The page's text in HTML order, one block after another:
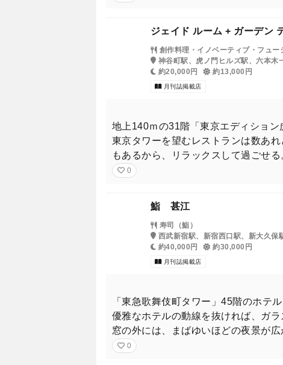
ジェイド ルーム + ガーデン
創作料理・イノベーティブ・フュー
神谷町駅、虎ノ門ヒルズ駅、六本木
約20,000円
約13,000円
月刊誌掲載店
地上140ｍの31階「東京エディション
東京タワーを望むレストランは数あ
もあるから、リラックスして過ごせる
0
鮨 甚江
寿司（鮨）
西武新宿駅、新宿西口駅、新大久保
約40,000円
約30,000円
月刊誌掲載店
「東急歌舞伎町タワー」45階のホテ
優雅なホテルの動線を抜ければ、ガ
窓の外には、まばゆいほどの夜景が
0